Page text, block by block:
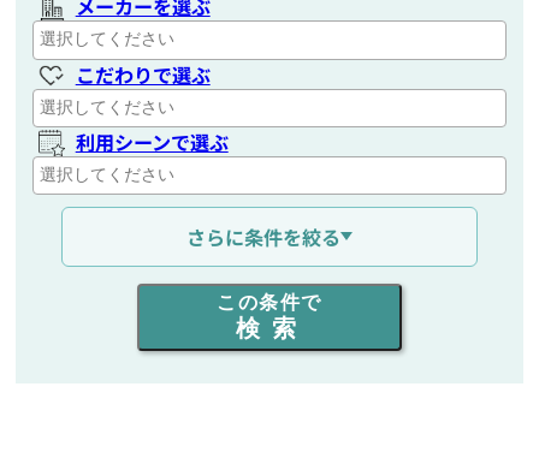
メーカーを選ぶ
こだわりで選ぶ
利用シーンで選ぶ
通信距離を選ぶ
出力を選ぶ
同時通話人数を選ぶ
さらに条件を絞る
この条件で
検索